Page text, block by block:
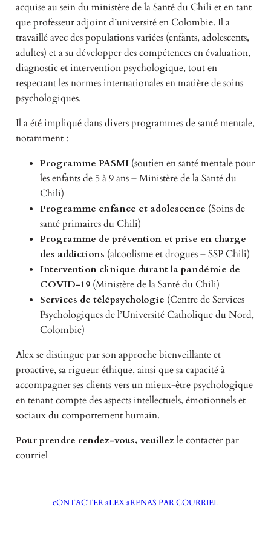
acquise au sein du ministère de la Santé du Chili et en tant
que professeur adjoint d’université en Colombie. Il a
travaillé avec des populations variées (enfants, adolescents,
adultes) et a su développer des compétences en évaluation,
diagnostic et intervention psychologique, tout en
respectant les normes internationales en matière de soins
psychologiques.
Il a été impliqué dans divers programmes de santé mentale,
notamment :
Programme PASMI(soutien en santé mentale pour
les enfants de 5 à 9 ans – Ministère de la Santé du
Chili)
Programme enfance et adolescence (Soins de
santé primaires du Chili)
Programme de prévention et prise en charge
des addictions (alcoolisme et drogues – SSP Chili)
Intervention clinique durant la pandémie de
COVID-19(Ministère de la Santé du Chili)
Services de télépsychologie (Centre de Services
Psychologiques de l’Université Catholique du Nord,
Colombie)
Alex se distingue par son approche bienveillante et
proactive, sa rigueur éthique, ainsi que sa capacité à
accompagner ses clients vers un mieux-être psychologique
en tenant compte des aspects intellectuels, émotionnels et
sociaux du comportement humain.
Pour prendre rendez-vous, veuillezle contacter par
courriel
cONTACTER aLEX aRENAS PAR COURRIEL